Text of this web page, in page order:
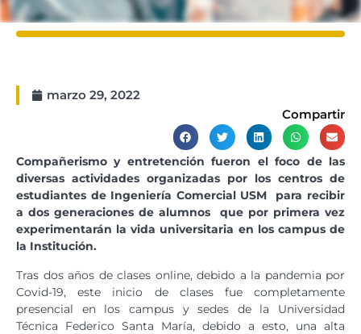
marzo 29, 2022
Compartir
Compañerismo y entretención fueron el foco de las
diversas actividades organizadas por los centros de
estudiantes de Ingeniería Comercial USM para recibir
a dos generaciones de alumnos que por primera vez
experimentarán la vida universitaria en los campus de
la Institución.
Tras dos años de clases online, debido a la pandemia por
Covid-19, este inicio de clases fue completamente
presencial en los campus y sedes de la Universidad
Técnica Federico Santa María, debido a esto, una alta